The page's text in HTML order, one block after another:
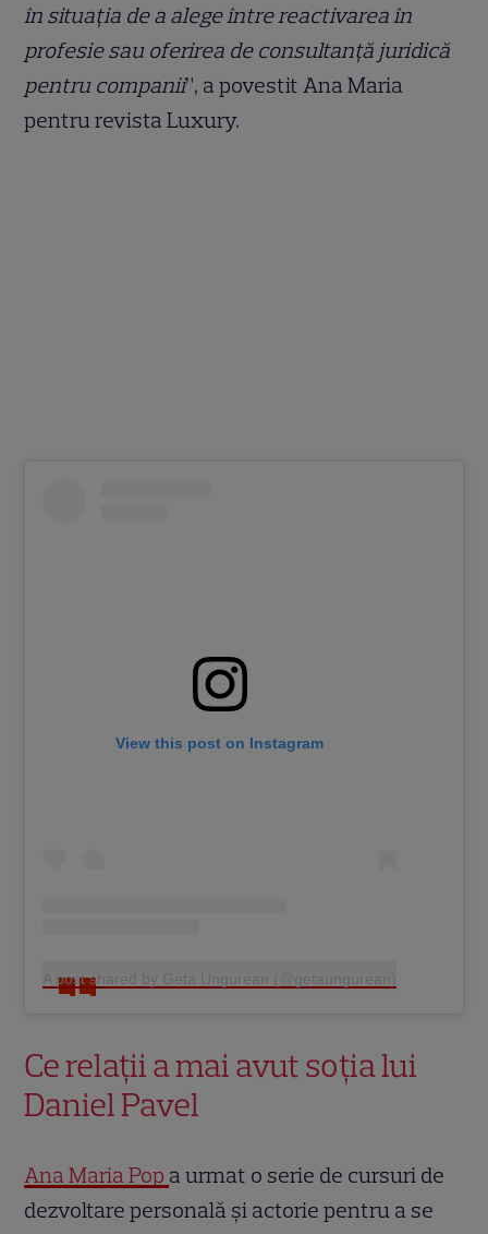
în situația de a alege între reactivarea în
profesie sau oferirea de consultanță juridică
pentru companii”, a povestit Ana Maria
pentru revista Luxury.
View this post on Instagram
A post shared by Geta Ungurean (@getaungurean)
Ce relații a mai avut soția lui
Daniel Pavel
Ana Maria Pop a urmat o serie de cursuri de
dezvoltare personală și actorie pentru a se